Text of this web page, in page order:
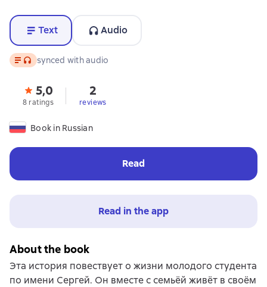
Text Audio
Text, audio format available
synced with audio
5,0
8 ratings
2
reviews
Book in Russian
Read
Read in the app
About the book
Эта история повествует о жизни молодого студента
по имени Сергей. Он вместе с семьёй живёт в своём